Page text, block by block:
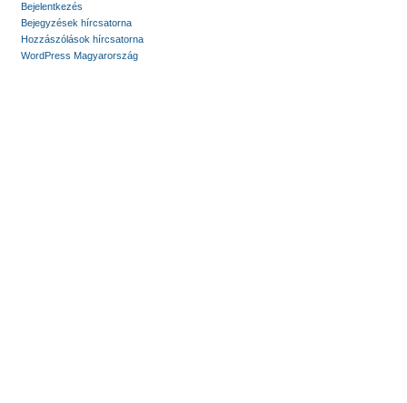
Bejelentkezés
Bejegyzések hírcsatorna
Hozzászólások hírcsatorna
WordPress Magyarország